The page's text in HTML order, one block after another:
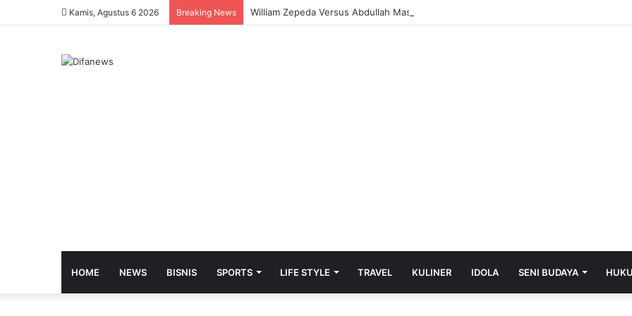
Kamis, Agustus 6 2026 Breaking News
HOME NEWS BISNIS SPORTS LIFE STYLE TRAVEL KULINER IDOLA SENI BUDAYA